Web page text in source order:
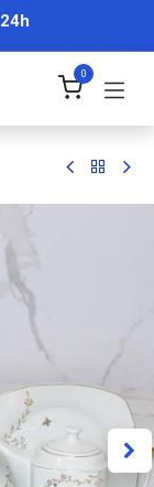
24h
0